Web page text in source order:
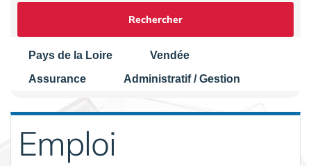
Rechercher
Pays de la Loire
Vendée
Assurance
Administratif / Gestion
Emploi